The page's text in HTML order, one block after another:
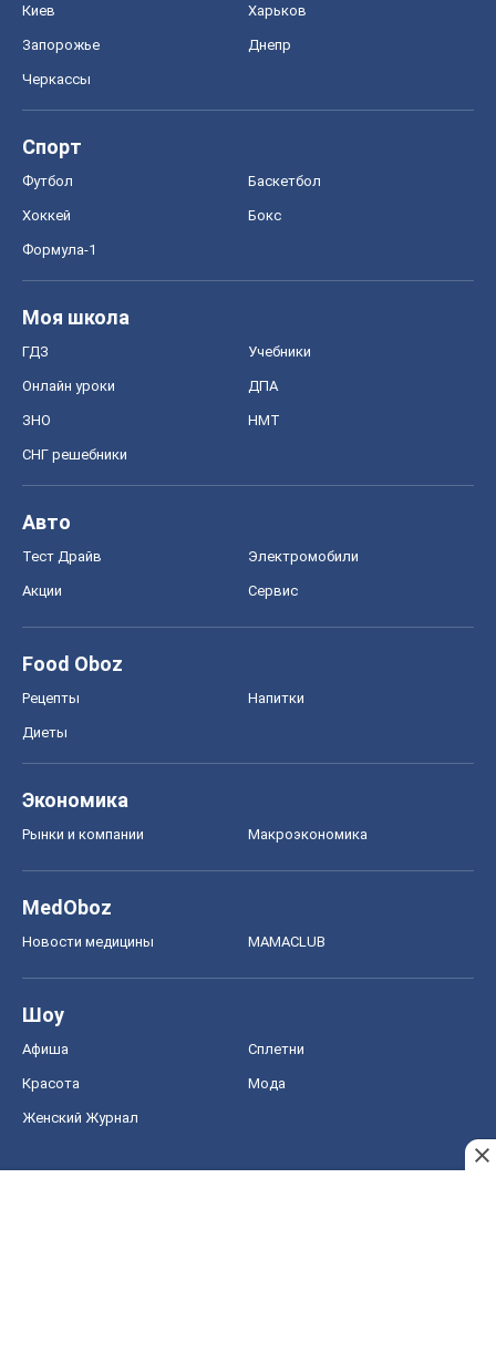
Киев Харьков
Запорожье Днепр
Черкассы
Спорт
Футбол Баскетбол
Хоккей Бокс
Формула-1
Моя школа
ГДЗ Учебники
Онлайн уроки ДПА
ЗНО НМТ
СНГ решебники
Авто
Тест Драйв Электромобили
Акции Сервис
Food Oboz
Рецепты Напитки
Диеты
Экономика
Рынки и компании Mакроэкономика
MedOboz
Новости медицины MAMACLUB
Шоу
Афиша Сплетни
Красота Мода
Женский Журнал